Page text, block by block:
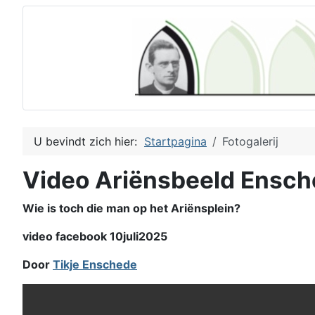
U bevindt zich hier: Startpagina Fotogalerij
Video Ariënsbeeld
Wie is toch die man op het Ariënsplein?
video facebook 10juli2025
Door Tikje Enschede